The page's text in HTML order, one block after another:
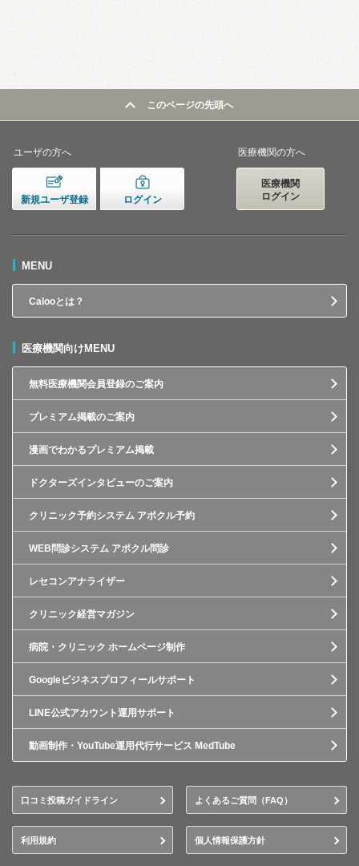
このページの先頭へ
ユーザの方へ
新規ユーザ登録 ログイン
医療機関の方へ
医療機関
ログイン
MENU
Calooとは？
医療機関向けMENU
無料医療機関会員登録のご案内
プレミアム掲載のご案内
漫画でわかるプレミアム掲載
ドクターズインタビューのご案内
クリニック予約システム アポクル予約
WEB問診システム アポクル問診
レセコンアナライザー
クリニック経営マガジン
病院・クリニック ホームページ制作
Googleビジネスプロフィールサポート
LINE公式アカウント運用サポート
動画制作・YouTube運用代行サービス MedTube
口コミ投稿ガイドライン よくあるご質問（FAQ）
利用規約 個人情報保護方針